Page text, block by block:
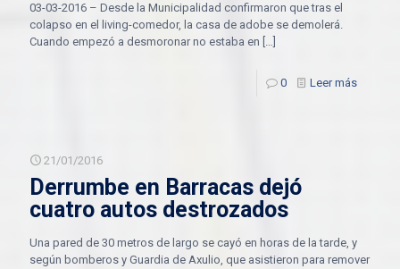
03-03-2016 – Desde la Municipalidad confirmaron que tras el
colapso en el living-comedor, la casa de adobe se demolerá.
Cuando empezó a desmoronar no estaba en […]
0 Leer más
21/01/2016
Derrumbe en Barracas dejó
cuatro autos destrozados
Una pared de 30 metros de largo se cayó en horas de la tarde, y
según bomberos y Guardia de Axulio, que asistieron para remover